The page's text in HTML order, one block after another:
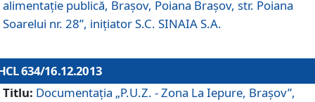
alimentaţie publică, Braşov, Poiana Braşov, str. Poiana
Soarelui nr. 28”, iniţiator S.C. SINAIA S.A.
634/16.12.2013
Titlu: Documentaţia „P.U.Z. - Zona La Iepure, Braşov”,